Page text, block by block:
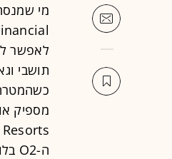
תושבי
ה-O2 בלונדון ועוד) בונות בסטריפ, בעלות של 375 מיליון דולר.